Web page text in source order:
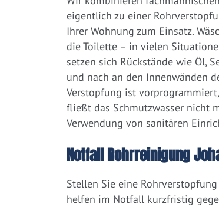
eigentlich zu einer
Ihrer Wohnung zum Einsatz.
die Toilette – in vielen
setzen sich Rückstände wie Öl,
und nach an den Innenwänden
Verstopfung ist
fließt das Schmutzwasser nicht
Verwendung von sanitären
Notfall Rohrreinigung
Stellen Sie eine
helfen im Notfall kurzfristig